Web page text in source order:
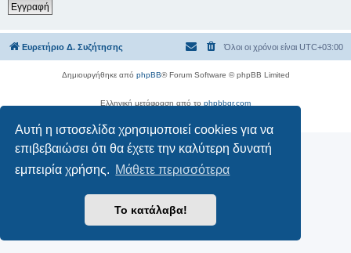
Αυτή η ιστοσελίδα χρησιμοποιεί cookies για να
επιβεβαιώσει ότι θα έχετε την καλύτερη δυνατή
εμπειρία χρήσης. Μάθετε περισσότερα
Το κατάλαβα!
Εγγραφή
Ευρετήριο Δ. Συζήτησης Όλοι οι χρόνοι είναι UTC+03:00
Δημιουργήθηκε από phpBB® Forum Software © phpBB Limited
Ελληνική μετάφραση από το phpbbgr.com